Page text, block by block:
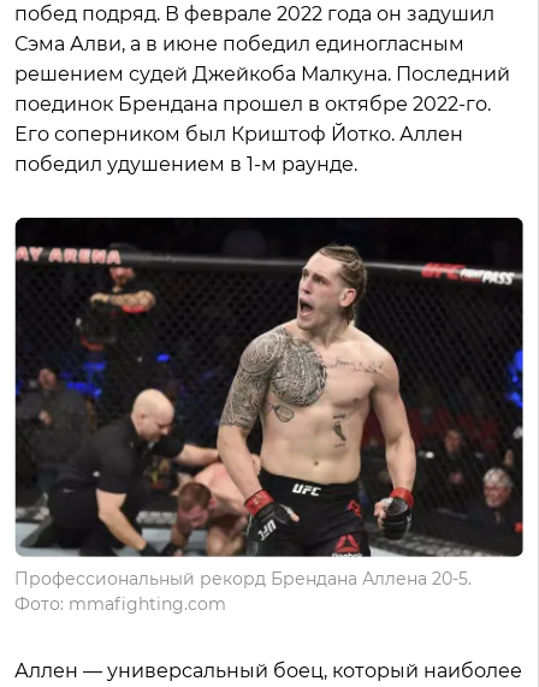
побед подряд. В феврале 2022 года он задушил
Сэма Алви, а в июне победил единогласным
решением судей Джейкоба Малкуна. Последний
поединок Брендана прошел в октябре 2022-го.
Его соперником был Криштоф Йотко. Аллен
победил удушением в 1-м раунде.
Профессиональный рекорд Брендана Аллена 20-5.
Фото: mmafighting.com
Аллен — универсальный боец, который наиболее